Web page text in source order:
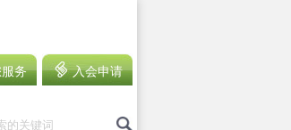
务 入会申请